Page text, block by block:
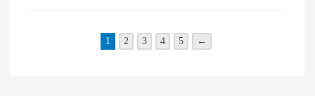
1 2 3 4 5 ←